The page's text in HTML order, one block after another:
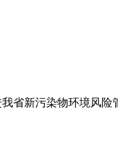
省新污染物环境风